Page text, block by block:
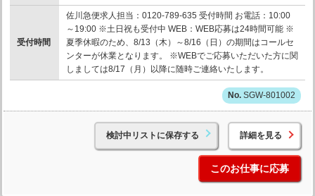
受付時間
佐川急便求人担当：0120-789-635 受付時間 お電話：10:00
～19:00 ※土日祝も受付中 WEB：WEB応募は24時間可能 ※
夏季休暇のため、8/13（木）～8/16（日）の期間はコールセ
ンターが休業となります。 ※WEBでご応募いただいた方に関
しましては8/17（月）以降に随時ご連絡いたします。
SGW-801002
検討中リストに保存する 詳細を見る
このお仕事に応募